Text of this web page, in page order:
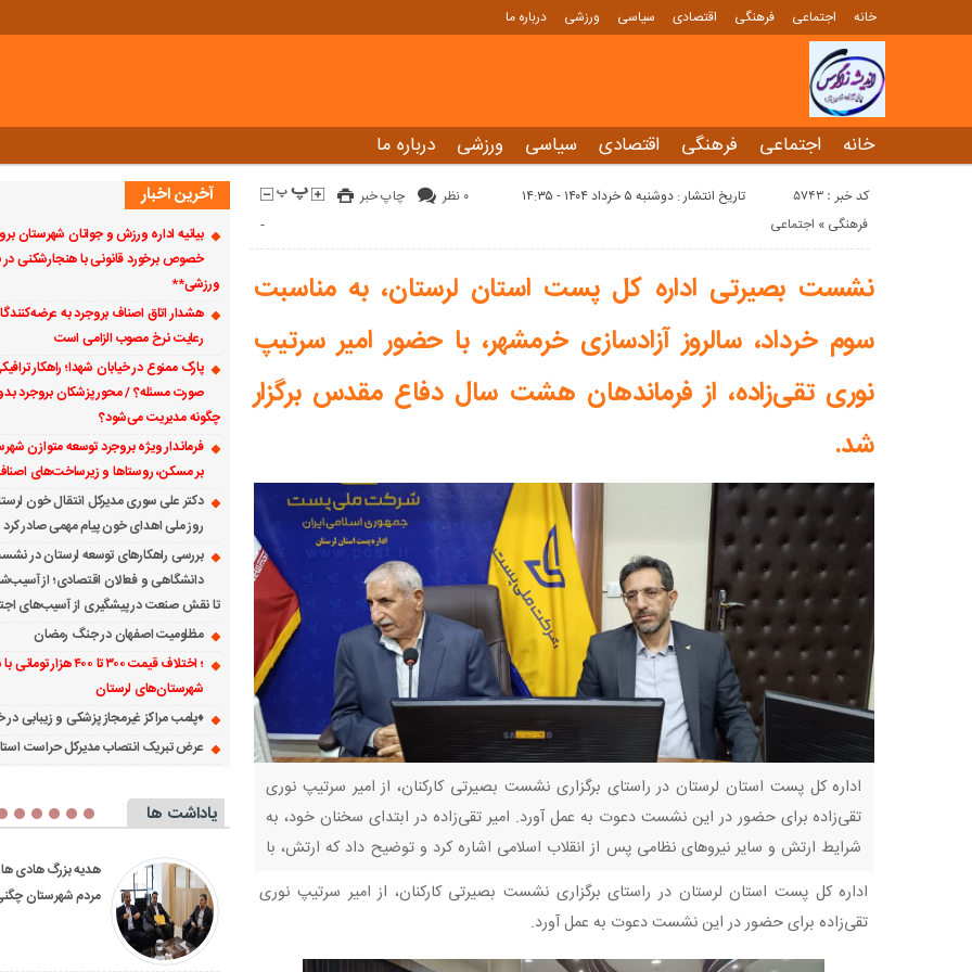
خانه اجتماعی فرهنگی اقتصادی سیاسی ورزشی درباره ما
خانه اجتماعی فرهنگی اقتصادی سیاسی ورزشی درباره ما
کد خبر : 5743 تاریخ انتشار : دوشنبه ۵ خرداد ۱۴۰۴ - ۱۴:۳۵ چاپ خبر
۰ نظر
اجتماعی « فرهنگی -
نشست بصیرتی اداره کل پست استان لرستان، به مناسبت
سوم خرداد، سالروز آزادسازی خرمشهر، با حضور امیر سرتیپ
نوری تقی‌زاده، از فرماندهان هشت سال دفاع مقدس برگزار
شد.
اداره کل پست استان لرستان در راستای برگزاری نشست بصیرتی کارکنان، از امیر سرتیپ نوری
تقی‌زاده برای حضور در این نشست دعوت به عمل آورد. امیر تقی‌زاده در ابتدای سخنان خود، به
شرایط ارتش و سایر نیروهای نظامی پس از انقلاب اسلامی اشاره کرد و توضیح داد که ارتش، با
اداره کل پست استان لرستان در راستای برگزاری نشست بصیرتی کارکنان، از امیر سرتیپ نوری
تقی‌زاده برای حضور در این نشست دعوت به عمل آورد.
آخرین اخبار
بیانیه اداره ورزش و جوانان شهرستان
خصوص برخورد قانونی با هنجارشکنی در
ورزشی**
هشدار اتاق اصناف بروجرد به
رعایت نرخ مصوب الزامی است
پارک ممنوع در خیابان شهدا؛ راهکار
صورت مسئله؟ / محور پزشکان بروجرد
چگونه مدیریت می‌شود؟
فرماندار ویژه بروجرد توسعه متوازن
بر مسکن، روستاها و زیرساخت‌های
دکتر علی سوری مدیرکل انتقال خون
روز ملی اهدای خون پیام مهمی صادر کرد
بررسی راهکارهای توسعه لرستان در
دانشگاهی و فعالان اقتصادی؛ از
تا نقش صنعت در پیشگیری از آسیب‌های
مظلومیت اصفهان در جنگ رمضان
؛ اختلاف قیمت ۳۰۰ تا ۴۰۰ هزار
شهرستان‌های لرستان
♦️پلمب مراکز غیرمجاز پزشکی و زیبابی در
عرض تبریک انتصاب مدیرکل حراست
یاداشت ها
پیگیری جدی دستگاه
پرونده مرگ ورزشکار در
ساماندهی نظام توزیع آرد و
رسیدگی است؛
بازداشت ۳ گرداننده اصلی کانال
خرید تضمینی گندم